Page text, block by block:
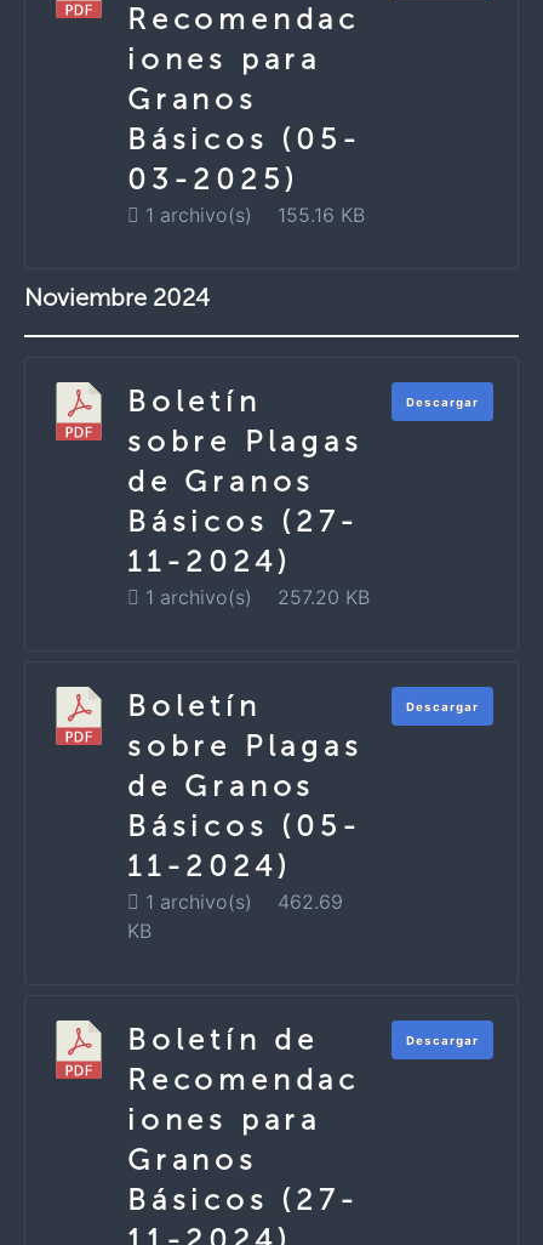
Recomendac
iones para
Granos
Básicos (05-
03-2025)
1 archivo(s) 155.16 KB
Noviembre 2024
Boletín
sobre Plagas
de Granos
Básicos (27-
11-2024)
1 archivo(s) 257.20 KB
Descargar
Boletín
sobre Plagas
de Granos
Básicos (05-
11-2024)
1 archivo(s)
462.69
KB
Descargar
Boletín de
Recomendac
iones para
Granos
Básicos (27-
Descargar